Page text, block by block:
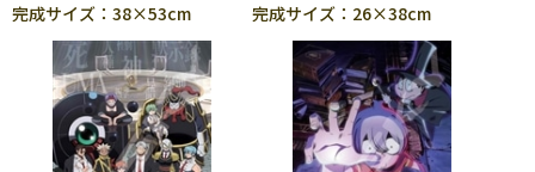
完成サイズ：38×53cm 完成サイズ：26×38cm